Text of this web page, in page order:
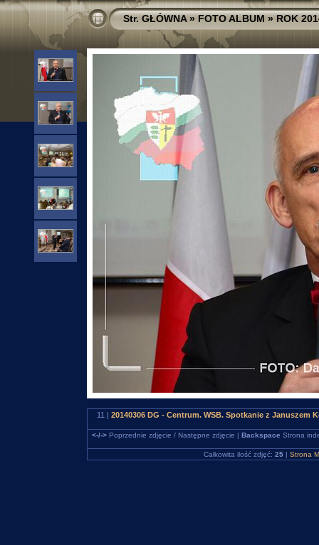
Str. GŁÓWNA»FOTO ALBUM»ROK
11 | 20140306 DG - Centrum. WSB. Spotkanie z
<-/->Poprzednie zdjęcie / Następne zdjęcie | Backspace Strona
Całkowita ilość zdjęć: 25 | Strona